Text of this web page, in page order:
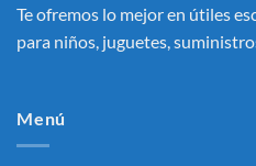
Te ofremos lo mejor en útiles
para niños, juguetes,
Menú